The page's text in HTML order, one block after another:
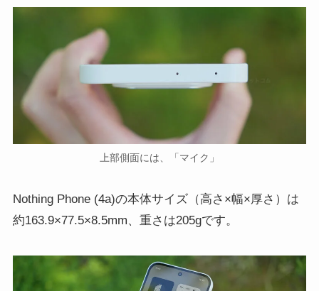
上部側面には、「マイク」
Nothing Phone (4a)の本体サイズ（高さ×幅×厚さ）は
約163.9×77.5×8.5mm、重さは205gです。